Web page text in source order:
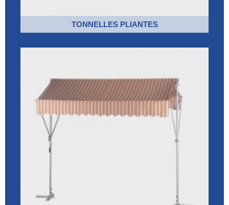
TONNELLES PLIANTES